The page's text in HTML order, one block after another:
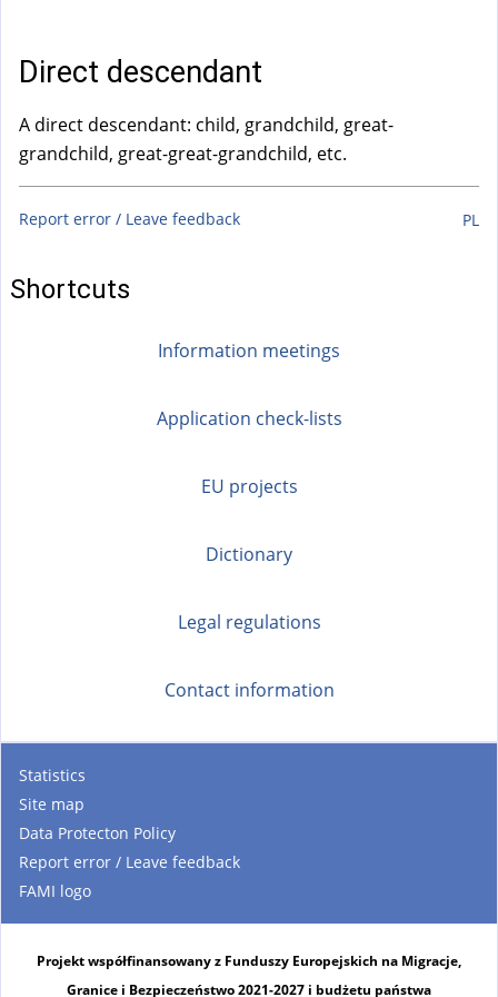
Direct descendant
A direct descendant: child, grandchild, great-
grandchild, great-great-grandchild, etc.
Report error / Leave feedback PL
Shortcuts
Information meetings
Application check-lists
EU projects
Dictionary
Legal regulations
Contact information
Statistics
Site map
Data Protecton Policy
Report error / Leave feedback
FAMI logo
Projekt współfinansowany z Funduszy Europejskich na Migracje,
Granice i Bezpieczeństwo 2021-2027 i budżetu państwa